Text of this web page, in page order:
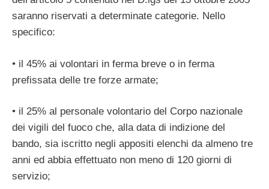
saranno riservati a determinate categorie. Nello
specifico:
• il 45% ai volontari in ferma breve o in ferma
prefissata delle tre forze armate;
• il 25% al personale volontario del Corpo nazionale
dei vigili del fuoco che, alla data di indizione del
bando, sia iscritto negli appositi elenchi da almeno tre
anni ed abbia effettuato non meno di 120 giorni di
servizio;